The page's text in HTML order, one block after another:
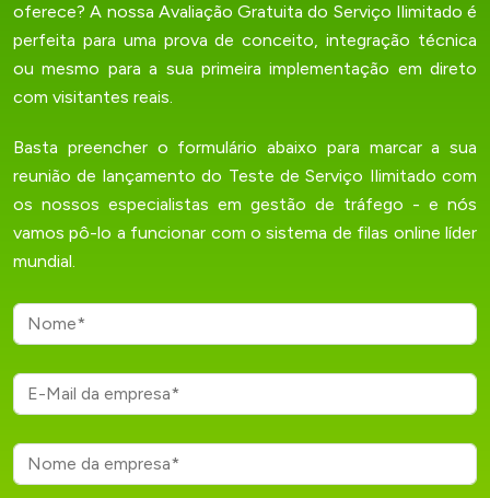
oferece? A nossa Avaliação Gratuita do Serviço Ilimitado é
perfeita para uma prova de conceito, integração técnica
ou mesmo para a sua primeira implementação em direto
com visitantes reais.
Basta preencher o formulário abaixo para marcar a sua
reunião de lançamento do Teste de Serviço Ilimitado com
os nossos especialistas em gestão de tráfego - e nós
vamos pô-lo a funcionar com o sistema de filas online líder
mundial.